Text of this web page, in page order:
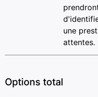
une
attentes.
Options total